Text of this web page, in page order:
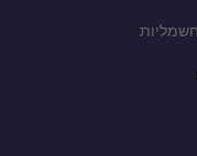
חשמליות